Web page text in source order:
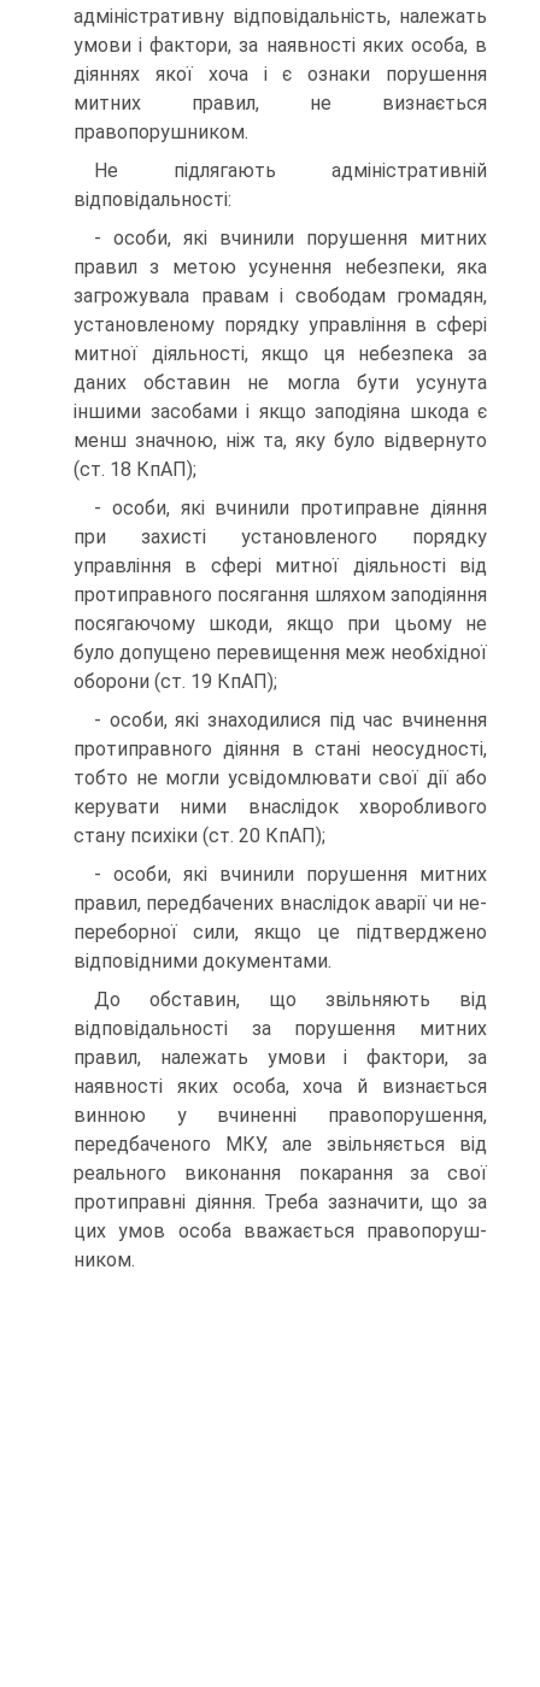
адміністративну відповідальність, належать
умови і фактори, за наявності яких особа, в
діяннях якої хоча і є ознаки порушення
митних правил, не визнається
правопорушником.
Не підлягають адміністративній
відповідальності:
- особи, які вчинили порушення митних
правил з метою усунення небезпеки, яка
загрожувала правам і свободам громадян,
установленому порядку управління в сфері
митної діяльності, якщо ця небезпека за
даних обставин не могла бути усунута
іншими засобами і якщо заподіяна шкода є
менш значною, ніж та, яку було відвернуто
(ст. 18 КпАП);
- особи, які вчинили протиправне діяння
при захисті установленого порядку
управління в сфері митної діяльності від
протиправного посягання шляхом заподіяння
посягаючому шкоди, якщо при цьому не
було допущено перевищення меж необхідної
оборони (ст. 19 КпАП);
- особи, які знаходилися під час вчинення
протиправного діяння в стані неосудності,
тобто не могли усвідомлювати свої дії або
керувати ними внаслідок хворобливого
стану психіки (ст. 20 КпАП);
- особи, які вчинили порушення митних
правил, передбачених внаслідок аварії чи не­
переборної сили, якщо це підтверджено
відповідними документами.
До обставин, що звільняють від
відповідальності за порушення митних
правил, належать умови і фактори, за
наявності яких особа, хоча й визнається
винною у вчиненні правопорушення,
передбаченого МКУ, але звільняється від
реального виконання покарання за свої
протиправні діяння. Треба зазначити, що за
цих умов особа вважається правопоруш­
ником.